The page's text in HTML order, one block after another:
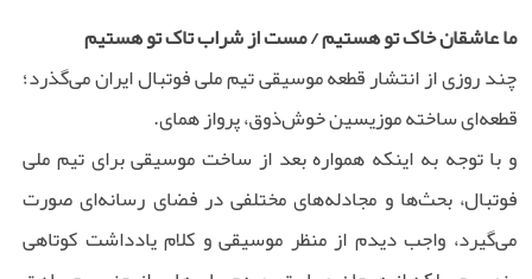
ما عاشقان خاک تو هستیم / مست از شراب تاک تو هستیم
چند روزی از انتشار قطعه موسیقی تیم ملی فوتبال ایران می‌گذرد؛
قطعه‌ای ساخته موزیسین خوش‌ذوق، پرواز همای.
و با توجه به اینکه همواره بعد از ساخت موسیقی برای تیم ملی
فوتبال، بحث‌ها و مجادله‌های مختلفی در فضای رسانه‌ای صورت
می‌گیرد، واجب دیدم از منظر موسیقی و کلام یادداشت کوتاهی